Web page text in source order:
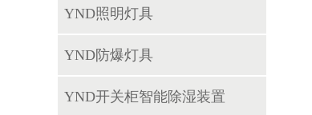
YND照明灯具
YND防爆灯具
YND开关柜智能除湿装置